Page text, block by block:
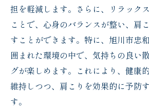
担を軽減します。さらに、リラック
ことで、心身のバランスが整い、肩
すことができます。特に、旭川市忠
囲まれた環境の中で、気持ちの良い
グが楽しめます。これにより、健康
維持しつつ、肩こりを効果的に予防
す。